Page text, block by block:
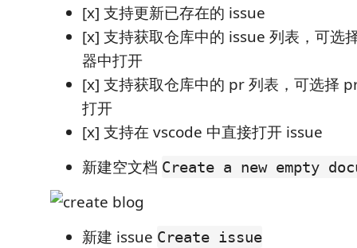
[x] 支持更新已存在的 issue
[x] 支持获取仓库中的 issue 列表，可选
器中打开
[x] 支持获取仓库中的 pr 列表，可选择
打开
[x] 支持在 vscode 中直接打开 issue
新建空文档 Create a new empty
新建 issue Create issue